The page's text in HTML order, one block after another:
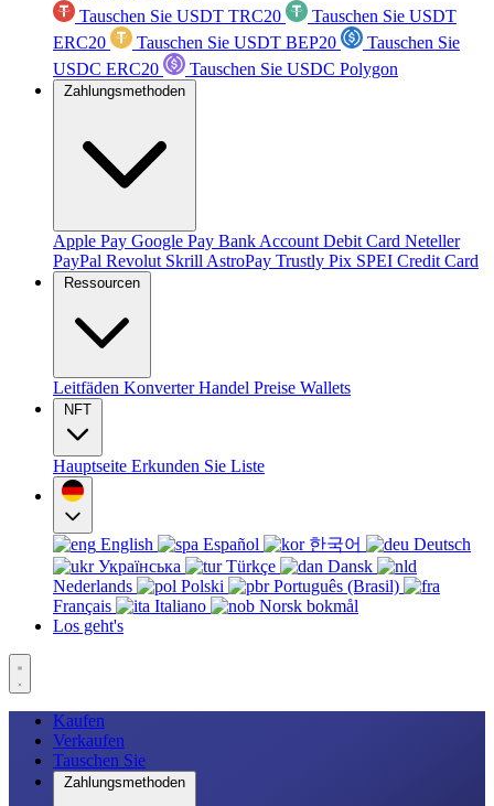
Tauschen Sie USDT TRC20
Tauschen Sie USDT
ERC20
Tauschen Sie USDT BEP20
Tauschen Sie
USDC ERC20
Tauschen Sie USDC Polygon
Zahlungsmethoden
Apple Pay Google Pay Bank Account Debit Card Neteller
PayPal Revolut Skrill AstroPay Trustly Pix SPEI Credit Card
Ressourcen
Leitfäden KonverterHandel Preise Wallets
NFT
Hauptseite Erkunden Sie Liste
English Español 한국어
Deutsch
Українська
Türkçe
Dansk
Nederlands
Polski
Português (Brasil)
Français
Italiano
Norsk bokmål
Los geht's
Kaufen
Verkaufen
Tauschen Sie
Zahlungsmethoden